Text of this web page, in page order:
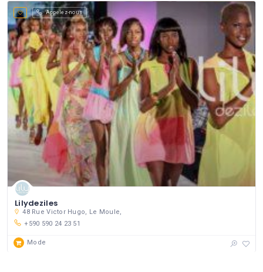
Appelez-nous
Lilydeziles
48 Rue Victor Hugo, Le Moule,
+590 590 24 23 51
Mode